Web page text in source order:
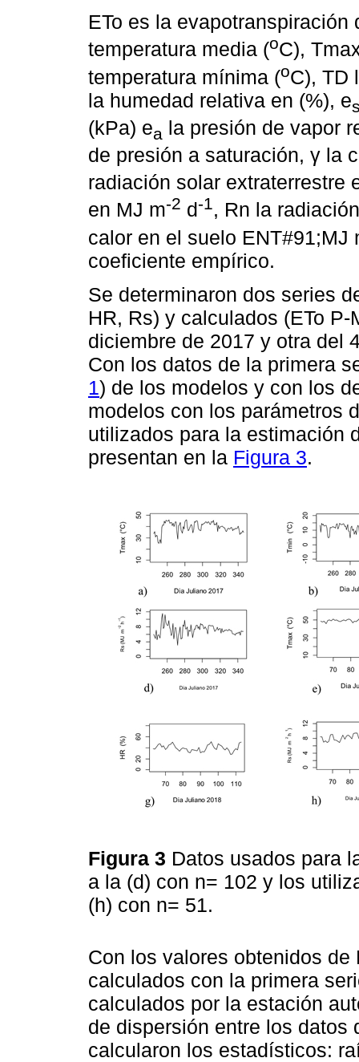
ETo es la evapotranspiración
temperatura media (oC),
temperatura mínima (oC), TD
la humedad relativa en (%), e
(kPa) ea la presión de vapor
de presión a saturación, γ la
radiación solar extraterrestre
en MJ m-2 d-1, Rn la
calor en el suelo ENT#91;MJ
coeficiente empírico.
Se determinaron dos series
HR, Rs) y calculados (ETo
diciembre de 2017 y otra del
Con los datos de la primera
1) de los modelos y con los
modelos con los parámetros
utilizados para la estimación
presentan en la Figura 3.
Figura 3 Datos usados para
a la (d) con n= 102 y los
(h) con n= 51.
Con los valores obtenidos
calculados con la primera
calculados por la estación
de dispersión entre los datos
calcularon los estadísticos: